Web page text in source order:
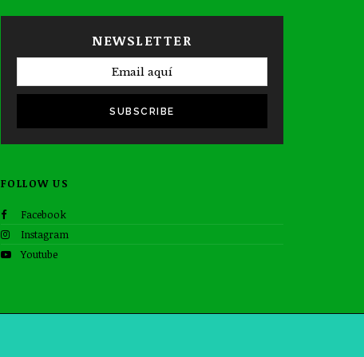
NEWSLETTER
SUBSCRIBE
FOLLOW US
Facebook
Instagram
Youtube